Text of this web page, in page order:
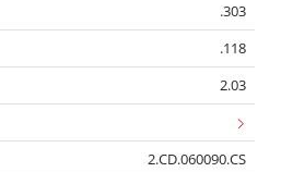
.303
.118
2.03
2.CD.060090.CS